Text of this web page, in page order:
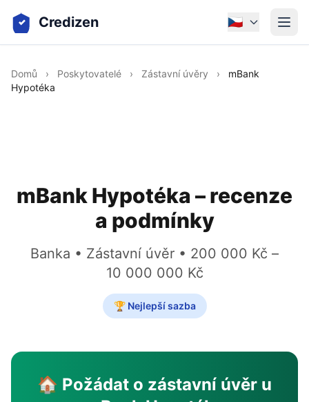
Credizen 🇨🇿
Domů › Poskytovatelé › Zástavní úvěry ›
mBank
Hypotéka
mBank Hypotéka – recenze
a podmínky
Banka • Zástavní úvěr • 200 000 Kč –
10 000 000 Kč
🏆 Nejlepší sazba
🏠 Požádat o zástavní úvěr u